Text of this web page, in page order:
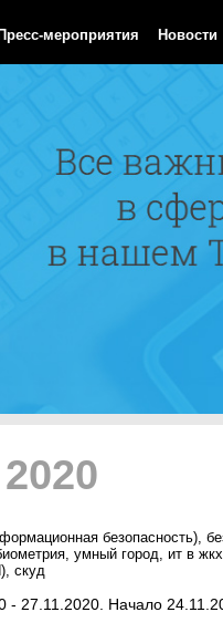
мероприятия Новости
безопасность),
, умный город, ит в жкх
, скуд
- 27.11.2020. Начало